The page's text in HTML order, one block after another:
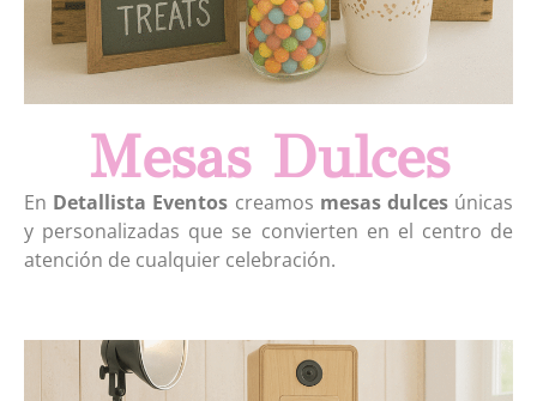
Mesas Dulces
En Detallista Eventos creamos mesas dulcesúnicas
y personalizadas que se convierten en el centro de
atención de cualquier celebración.